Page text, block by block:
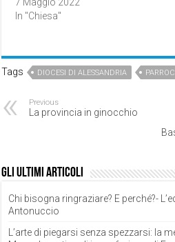
In "Chiesa"
Tags DIOCESI DI ALESSANDRIA
Previous
La provincia in ginocchio
Gli ultimi articoli
Chi bisogna ringraziare? E perché?-
Antonuccio
L’arte di piegarsi senza spezzarsi: la